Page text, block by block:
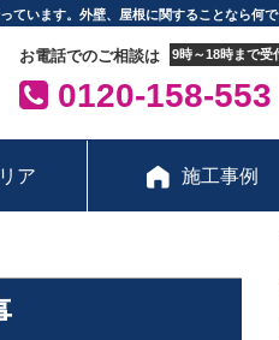
ています。外壁、屋根に関することなら何
お電話でのご相談は 9時～18時まで受
0120-158-553
ア 施工事例